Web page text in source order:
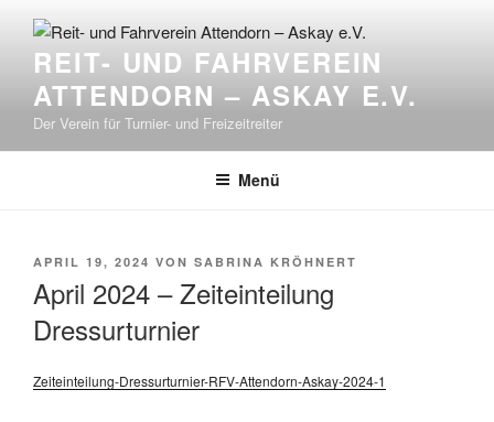
REIT- UND FAHRVEREIN
ATTENDORN – ASKAY E.V.
Der Verein für Turnier- und Freizeitreiter
Menü
APRIL 19, 2024 VON SABRINA KRÖHNERT
April 2024 – Zeiteinteilung
Dressurturnier
Zeiteinteilung-Dressurturnier-RFV-Attendorn-Askay-2024-1